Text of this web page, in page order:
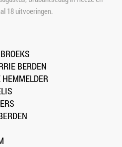
18 uitvoeringen.
BERDEN